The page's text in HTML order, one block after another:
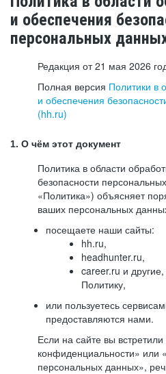
и обеспечения
персональных
Редакция от 21 мая 2026
Полная версия Политики в
и обеспечения
(hh.ru)
1. О чём этот документ
Политика в области
безопасности
«Политика») объясняет
ваших персональных
посещаете наши сайты:
hh.ru,
headhunter.ru,
career.ru и
Политику,
или пользуетесь
предоставляются нами.
Если на сайте вы
конфиденциальности» или
персональных данных»,